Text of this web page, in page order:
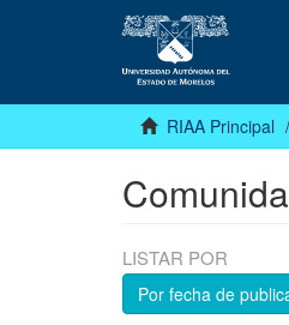
RIAA Principal
LISTAR POR
Por fecha de